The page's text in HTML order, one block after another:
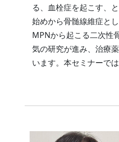
る、血栓症を起こす、
始めから骨髄線維症と
MPNから起こる二次性
気の研究が進み、治療
います。本セミナーで